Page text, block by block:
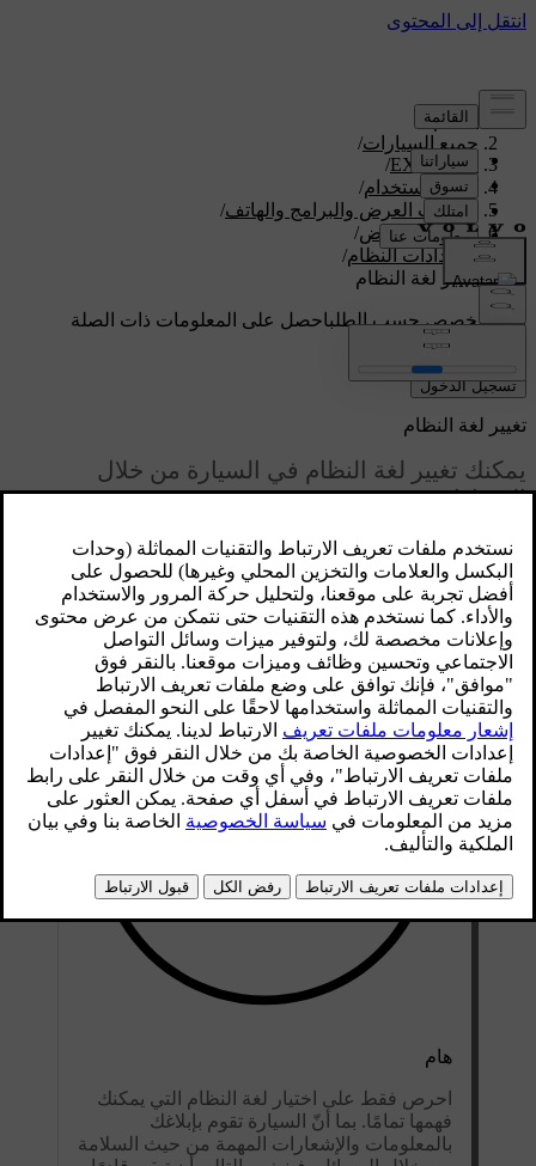
الدعم/
جميع السيارات/
EX90 2026
/
دليل الاستخدام/
شاشات العرض والبرامج والهاتف/
شاشات العرض/
إعدادات النظام/
تغيير لغة النظام
دعم مخصص حسب الطلباحصل على المعلومات ذات الصلة
بسيارتك الخاصة.
تسجيل الدخول
محدّث ١٣‏/١١‏/٢٠٢٤
تغيير لغة النظام
يمكنك تغيير لغة النظام في السيارة من خلال
الإعدادات.
إذا كنت ترغب في أن تكون لغة النظام في سيارتك مختلفة عن لغته
الحالية، فينبغي أن تقوم بتغيير لغة النظام.
هام
احرص فقط على اختيار لغة النظام التي يمكنك
فهمها تمامًا. بما أنّ السيارة تقوم بإبلاغك
بالمعلومات والإشعارات المهمة من حيث السلامة